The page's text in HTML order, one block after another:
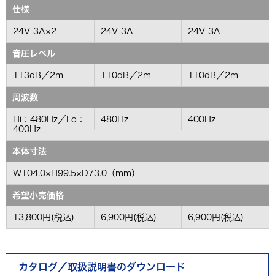
仕様
24V 3A×2 24V 3A 24V 3A
音圧レベル
113dB／2m 110dB／2m 110dB／2m
周波数
Hi：480Hz／Lo：
400Hz
480Hz 400Hz
本体寸法
W104.0×H99.5×D73.0（mm）
希望小売価格
13,800円(税込) 6,900円(税込) 6,900円(税込)
カタログ／取扱説明書のダウンロード